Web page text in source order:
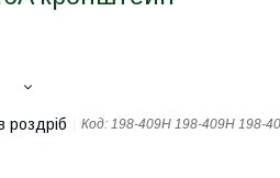
роздріб Код: 198-409H 198-409Н 198-